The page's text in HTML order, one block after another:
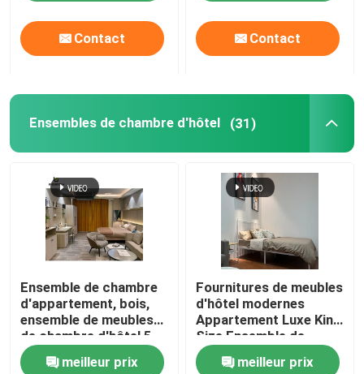
Contact Contact
Ensembles de chambre d'hôtel (31)
Ensemble de chambre
d'appartement, bois,
ensemble de meubles
de chambre d'hôtel 5
étoiles
meilleur prix
Fournitures de meubles
d'hôtel modernes
Appartement Luxe King
Size Ensemble de
chambre
meilleur prix